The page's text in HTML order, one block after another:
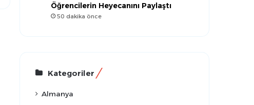
Öğrencilerin Heyecanını Paylaştı
50 dakika önce
Kategoriler
Almanya